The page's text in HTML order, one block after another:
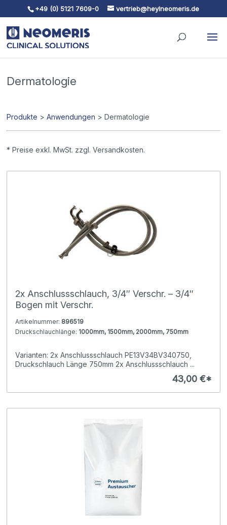
Skip To Content
+49 (0) 5121 7609-0 vertrieb@heylneomeris.de
Dermatologie
Produkte >Anwendungen > Dermatologie
* Preise exkl. MwSt. zzgl. Versandkosten.
2x Anschlussschlauch, 3/4″ Verschr. – 3/4″
Bogen mit Verschr.
Artikelnummer: 896519
Druckschlauchlänge: 1000mm, 1500mm, 2000mm, 750mm
Varianten: 2x Anschlussschlauch PE13V34BV340750,
Druckschlauch Länge 750mm 2x Anschlussschlauch ...
43,00 €*